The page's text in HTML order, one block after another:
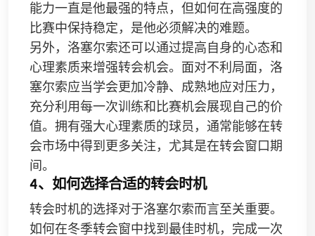
能力一直是他最强的特点，但如何在高强度的
比赛中保持稳定，是他必须解决的难题。
另外，洛塞尔索还可以通过提高自身的心态和
心理素质来增强转会机会。面对不利局面，洛
塞尔索应当学会更加冷静、成熟地应对压力，
充分利用每一次训练和比赛机会展现自己的价
值。拥有强大心理素质的球员，通常能够在转
会市场中得到更多关注，尤其是在转会窗口期
间。
4、如何选择合适的转会时机
转会时机的选择对于洛塞尔索而言至关重要。
如何在冬季转会窗中找到最佳时机，完成一次